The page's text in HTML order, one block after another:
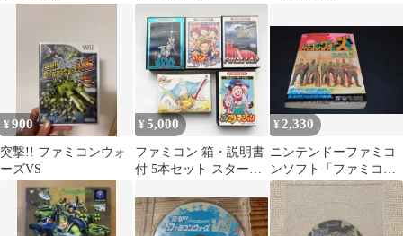
¥900
突撃!! ファミコンウォ
ーズVS
¥5,000
ファミコン 箱・説明書
付 5本セット スターウ
クエスト
¥ 2,330
ニンテンドーファミコ
ンソフト「ファミコン
ウォーズ」 完全攻略テ
クニックブック